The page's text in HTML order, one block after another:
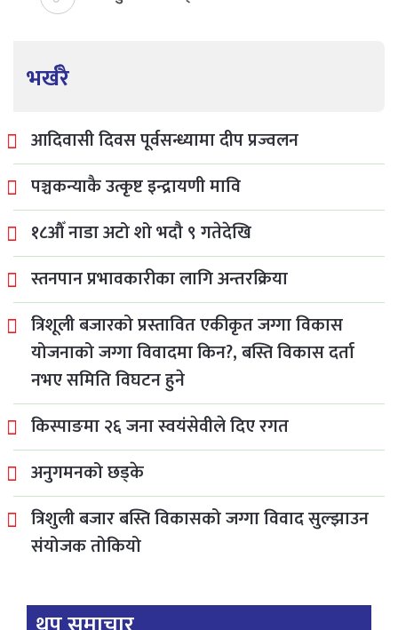
भर्खरै
आदिवासी दिवस पूर्वसन्ध्यामा दीप प्रज्वलन
पञ्चकन्याकै उत्कृष्ट इन्द्रायणी मावि
१८औँ नाडा अटो शो भदौ ९ गतेदेखि
स्तनपान प्रभावकारीका लागि अन्तरक्रिया
त्रिशूली बजारको प्रस्तावित एकीकृत जग्गा विकास
योजनाको जग्गा विवादमा किन?, बस्ति विकास दर्ता
नभए समिति विघटन हुने
किस्पाङमा २६ जना स्वयंसेवीले दिए रगत
अनुगमनको छड्के
त्रिशुली बजार बस्ति विकासको जग्गा विवाद सुल्झाउन
संयोजक तोकियो